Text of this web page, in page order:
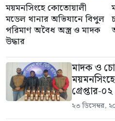
ময়মনসিংহে কোতোয়ালী
মডেল থানার অভিযানে বিপুল
পরিমাণ অবৈধ অস্ত্র ও মাদক
উদ্ধার
মাদক ও
গ্রেপ্তার-০২
২৩ ডিসেম্বর,